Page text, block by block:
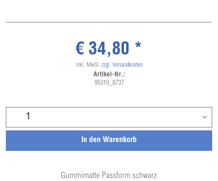
Gummimatte Passform schwarz
In den Warenkorb
€ 34,80 *
inkl. MwSt. zzgl. Versandkosten
Artikel-Nr.:
95310_8737